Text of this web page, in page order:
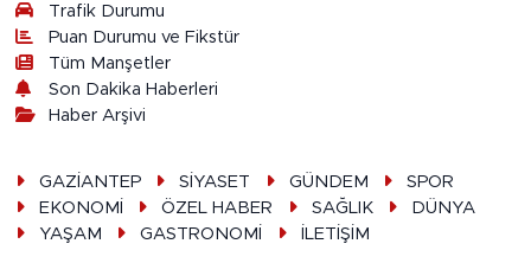
Trafik Durumu
Puan Durumu ve Fikstür
Tüm Manşetler
Son Dakika Haberleri
Haber Arşivi
GAZİANTEP SİYASET GÜNDEM
SPOR
EKONOMİ
ÖZEL HABER SAĞLIK
DÜNYA
YAŞAM
GASTRONOMİ İLETİŞİM